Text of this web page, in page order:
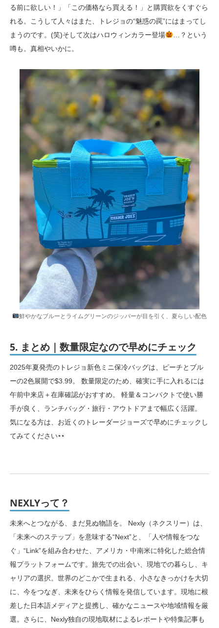
る前に欲しい！」「この価格なら買える！」と購買欲をくすぐら
れる。こうして人々はまた、トレジョの“魅惑の罠”にはまってし
まうのです。(笑)そして次はハロウィンカラー登場
…？という
噂も。真相やいかに。
鮮やかなブルーとライムグリーンのジッパーが目を引く、夏らしい配色
5. まとめ｜数量限定なので早めにチェック
2025年夏発売のトレジョ新色ミニ保冷バッグは、ピーチとブル
ーの2色展開で$3.99。 数量限定のため、確実に手に入れるには
午前中来店＋在庫確認がおすすめ。 軽量＆コンパクトで使い勝
手が良く、ランチバッグ・旅行・アウトドアまで幅広く活躍。
気になる方は、お近くのトレーダージョーズで早めにチェックし
てみてください
NEXLYって？
未来へとつながる、まだ見ぬ物語を。 Nexly（ネクスリー）は、
「未来へのステップ」を意味する“Next”と、「人や情報をつな
ぐ」“Link”を組み合わせた、アメリカ・中南米に特化した総合情
報プラットフォームです。旅先での出会い、現地での暮らし、キ
ャリアの選択。世界のどこかで生まれる、小さなきっかけを大切
に、今をつなぎ、未来をひらく情報を発信しています。現地に根
差した日本語メディアと提携し、確かなニュースや地域情報を厳
選。さらに、Nexly独自の現地取材によるレポートや特集記事も